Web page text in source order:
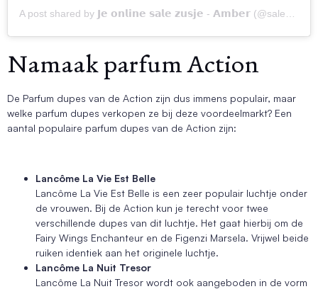
Namaak parfum Action
De Parfum dupes van de Action zijn dus immens populair, maar
welke parfum dupes verkopen ze bij deze voordeelmarkt? Een
aantal populaire parfum dupes van de Action zijn:
Lancôme La Vie Est Belle
Lancôme La Vie Est Belle is een zeer populair luchtje onder
de vrouwen. Bij de Action kun je terecht voor twee
verschillende dupes van dit luchtje. Het gaat hierbij om de
Fairy Wings Enchanteur en de Figenzi Marsela. Vrijwel beide
ruiken identiek aan het originele luchtje.
Lancôme La Nuit Tresor
Lancôme La Nuit Tresor wordt ook aangeboden in de vorm